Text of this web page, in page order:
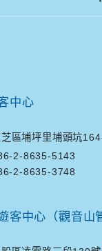
中心
區埔坪里埔頭坑
2-8635-5143
2-8635-3748
客中心（觀音山